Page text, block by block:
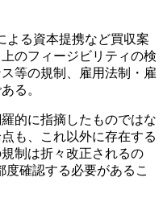
よる資本提携など買収案
のフィージビリティの検
等の規制、雇用法制・雇
る。
的に指摘したものではな
も、これ以外に存在する
制は折々改正されるの
確認する必要があるこ